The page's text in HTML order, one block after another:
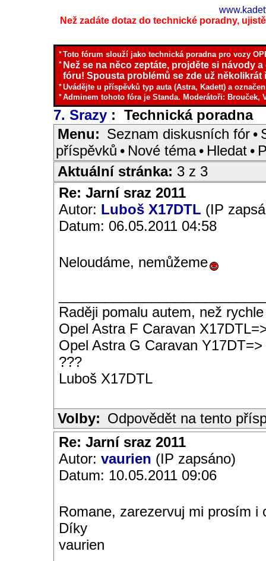
Než zadáte dotaz do technické poradny,
*Toto fórum slouží jako technická poradna pro vozy
* Než se na něco zeptáte, projděte si návody
fóru! Spousta problémů se zde už několikrát
*Uvádějte u příspěvků typ auta (Astra, Kadett) a
*Adminem tohoto fóra je Standa. Moderátoři: Brouček,
7. Srazy : Technická poradna
Menu: Seznam diskusních fór •
příspěvků • Nové téma • Hledat •
Aktuální stránka: 3 z 3
Re: Jarní sraz 2011
Autor: Luboš X17DTL (IP
Datum: 06.05.2011 04:58
Neloudáme, nemůžeme
Raději pomalu autem, než
Opel Astra F Caravan
Opel Astra G Caravan Y17DT=>
???
Luboš X17DTL
Volby: Odpovědět na tento
Re: Jarní sraz 2011
Autor: vaurien (IP zapsáno)
Datum: 10.05.2011 09:06
Romane, zarezervuj mi prosím
Díky
vaurien